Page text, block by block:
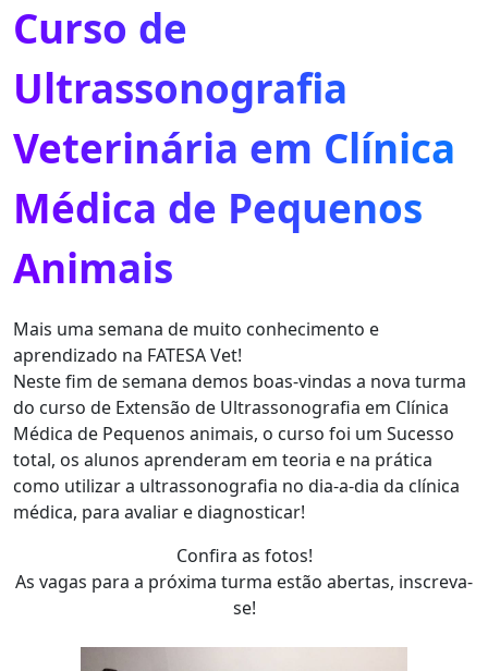
Curso de
Ultrassonografia
Veterinária em Clínica
Médica de Pequenos
Animais
Mais uma semana de muito conhecimento e
aprendizado na FATESA Vet!
Neste fim de semana demos boas-vindas a nova turma
do curso de Extensão de Ultrassonografia em Clínica
Médica de Pequenos animais, o curso foi um Sucesso
total, os alunos aprenderam em teoria e na prática
como utilizar a ultrassonografia no dia-a-dia da clínica
médica, para avaliar e diagnosticar!
Confira as fotos!
As vagas para a próxima turma estão abertas, inscreva-
se!